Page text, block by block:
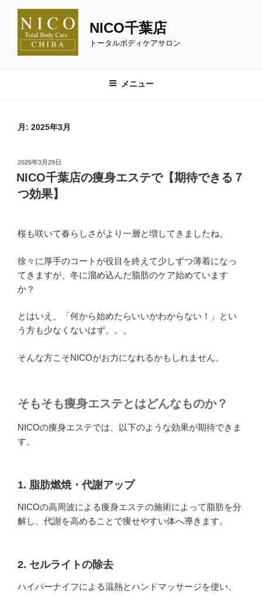
NICO千葉店
トータルボディケアサロン
メニュー
月: 2025年3月
投
稿
日:
2025年3月29日
NICO千葉店の痩身エステで【期待できる７
つ効果】
桜も咲いて春らしさがより一層と増してきましたね。
徐々に厚手のコートが役目を終えて少しずつ薄着になっ
てきますが、冬に溜め込んだ脂肪のケア始めています
か？
とはいえ、「何から始めたらいいかわからない！」とい
う方も少なくないはず。。。
そんな方こそNICOがお力になれるかもしれません。
そもそも痩身エステとはどんなものか？
NICOの痩身エステでは、以下のような効果が期待できま
す。
1. 脂肪燃焼・代謝アップ
NICOの高周波による痩身エステの施術によって脂肪を分
解し、代謝を高めることで痩せやすい体へ導きます。
2. セルライトの除去
ハイパーナイフによる温熱とハンドマッサージを使い、